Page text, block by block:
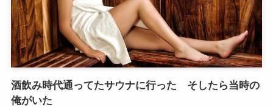
酒飲み時代通ってたサウナに行った そしたら当時の
俺がいた